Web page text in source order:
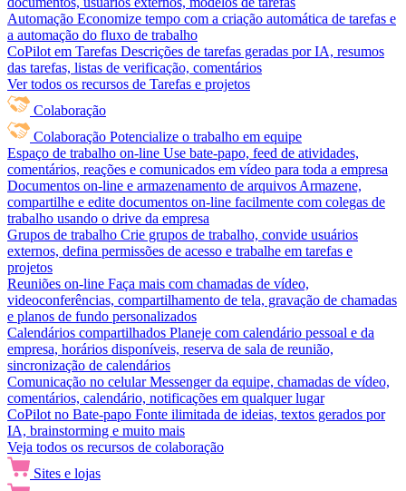
Automação Economize tempo com a criação automática de tarefas e
a automação do fluxo de trabalho
CoPilot em Tarefas Descrições de tarefas geradas por IA, resumos
das tarefas, listas de verificação, comentários
Ver todos os recursos de Tarefas e projetos
Colaboração
Colaboração Potencialize o trabalho em equipe
Espaço de trabalho on-line Use bate-papo, feed de atividades,
comentários, reações e comunicados em vídeo para toda a empresa
Documentos on-line e armazenamento de arquivos Armazene,
compartilhe e edite documentos on-line facilmente com colegas de
trabalho usando o drive da empresa
Grupos de trabalho Crie grupos de trabalho, convide usuários
externos, defina permissões de acesso e trabalhe em tarefas e
projetos
Reuniões on-line Faça mais com chamadas de vídeo,
videoconferências, compartilhamento de tela, gravação de chamadas
e planos de fundo personalizados
Calendários compartilhados Planeje com calendário pessoal e da
empresa, horários disponíveis, reserva de sala de reunião,
sincronização de calendários
Comunicação no celular Messenger da equipe, chamadas de vídeo,
comentários, calendário, notificações em qualquer lugar
CoPilot no Bate-papo Fonte ilimitada de ideias, textos gerados por
IA, brainstorming e muito mais
Veja todos os recursos de colaboração
Sites e lojas